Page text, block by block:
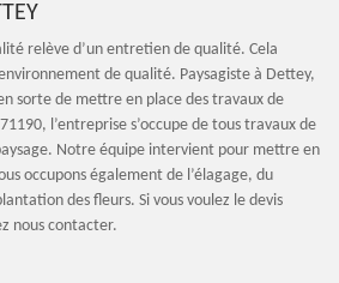
relève d’un entretien de qualité. Cela
de qualité. Paysagiste à Dettey,
sorte de mettre en place des travaux de
l’entreprise s’occupe de tous travaux de
Notre équipe intervient pour mettre en
occupons également de l’élagage, du
des fleurs. Si vous voulez le devis
nous contacter.